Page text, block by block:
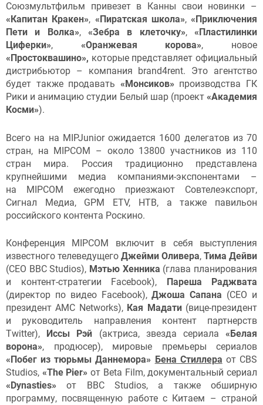
Союзмультфильм привезет в Канны свои новинки –
«Капитан Кракен», «Пиратская школа», «Приключения
Пети и Волка»,«Зебра в клеточку»,«Пластилинки
Циферки», «Оранжевая корова», новое
«Простоквашино», которые представляет официальный
дистрибьютор – компания brand4rent. Это агентство
будет также продавать «Монсиков» производства ГК
Рики и анимацию студии Белый шар (проект «Академия
Косми»).
Всего на на MIPJunior ожидается 1600 делегатов из 70
стран, на MIPCOM – около 13800 участников из 110
стран мира. Россия традиционно представлена
крупнейшими медиа компаниями-экспонентами –
на MIPCOM ежегодно приезжают Совтелеэкспорт,
Сигнал Медиа, GPM ETV, НТВ, а также павильон
российского контента Роскино.
Конференция MIPCOM включит в себя выступления
известного телеведущего Джейми Оливера, Тима Дейви
(СЕО BBC Studios), Мэтью Хенника (глава планирования
и контент-стратегии Facebook),
Пареша Раджвата
(директор по видео Facebook),Джоша Сапана (СЕО и
президент AMC Networks), Кая Мадати(вице-президент
и руководитель направления контент партнерств
Twitter),
Иссы Рэй (актриса, звезда сериала«Белая
ворона», продюсер), мировые премьеры сериалов
«Побег из тюрьмы Даннемора» Бена Стиллера от CBS
Studios, «The Pier» от Beta Film, документальный сериал
«Dynasties» от BBC Studios, а также обширную
программу, посвященную работе с Китаем – страной